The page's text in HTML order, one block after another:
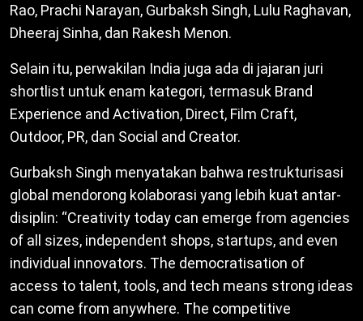
Rao, Prachi Narayan, Gurbaksh Singh, Lulu Raghavan,
Dheeraj Sinha, dan Rakesh Menon.
Selain itu, perwakilan India juga ada di jajaran juri
shortlist untuk enam kategori, termasuk Brand
Experience and Activation, Direct, Film Craft,
Outdoor, PR, dan Social and Creator.
Gurbaksh Singh menyatakan bahwa restrukturisasi
global mendorong kolaborasi yang lebih kuat antar-
disiplin: “Creativity today can emerge from agencies
of all sizes, independent shops, startups, and even
individual innovators. The democratisation of
access to talent, tools, and tech means strong ideas
can come from anywhere. The competitive